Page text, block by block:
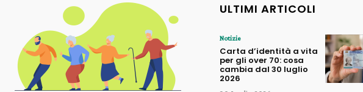
ULTIMI ARTICOLI
Notizie
Carta d’identità a vita
per gli over 70: cosa
cambia dal 30 luglio
2026